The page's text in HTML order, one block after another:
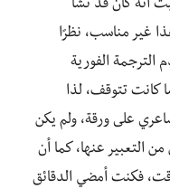
أنه كان قد نشأ
غير مناسب، نظرًا
الترجمة الفورية
كانت تتوقف، لذا
على ورقة، ولم يكن
التعبير عنها، كما أن
فكنت أمضي الدقائق